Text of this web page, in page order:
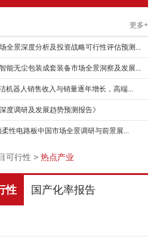
更多+
全景深度分析及投资战略可行性评估预测...
能无尘包装成套装备市场全景洞察及发展...
机器人销售收入与销量逐年增长，高端...
度调研及发展趋势预测报告》
柔性电路板中国市场全景调研与前景展...
可行性 > 热点产业
性 国产化率报告